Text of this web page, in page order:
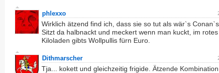
phlexxo
Wirklich ätzend find ich, dass sie so tut als wär`s
Sitzt da halbnackt und meckert wenn man kuckt, im
Kiloladen gibts Wollpullis fürn Euro.
Dithmarscher
Tja... kokett und gleichzeitig frigide. Ätzende